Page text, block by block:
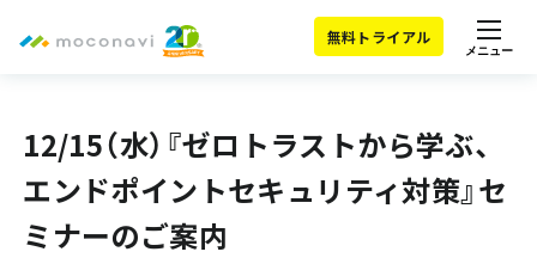
無料トライアル
メニュー
12/15（水）『ゼロトラストから学ぶ、
エンドポイントセキュリティ対策』セ
ミナーのご案内